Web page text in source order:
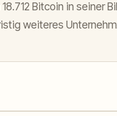
Bitcoin in seiner
weiteres